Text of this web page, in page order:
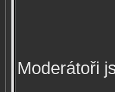
Moderátoři